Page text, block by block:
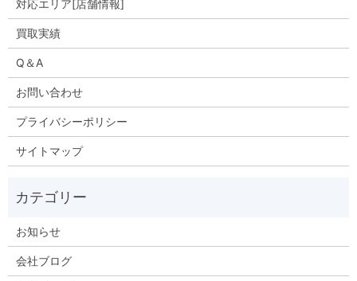
対応エリア[店舗情報]
買取実績
Q＆A
お問い合わせ
プライバシーポリシー
サイトマップ
お知らせ
会社ブログ